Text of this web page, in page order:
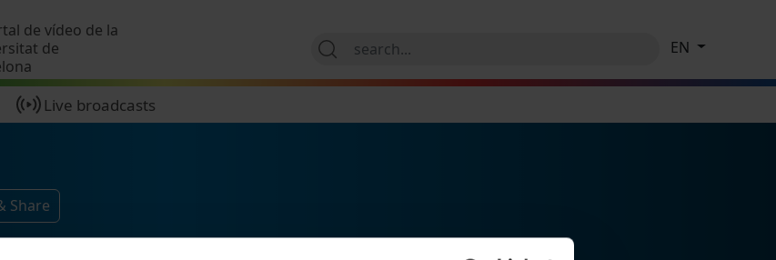
de vídeo de la
de
Live broadcasts
EN
Share